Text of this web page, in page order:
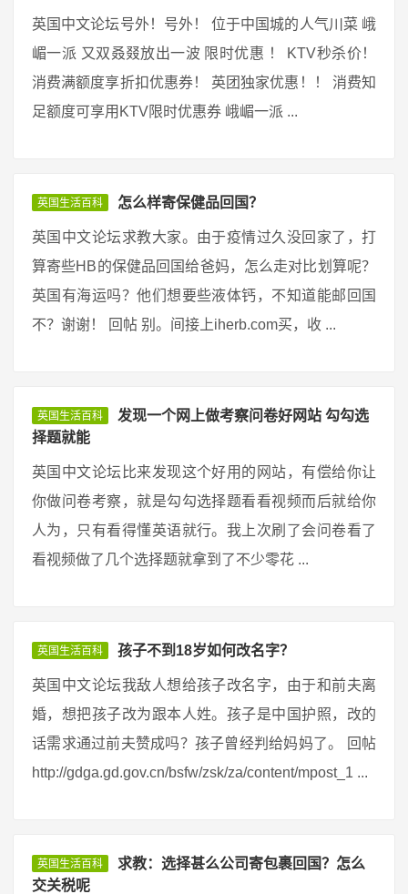
英国中文论坛号外！号外！ 位于中国城的人气川菜 峨
嵋一派 又双叒叕放出一波 限时优惠 ！ KTV秒杀价！
消费满额度享折扣优惠券！ 英团独家优惠！！ 消费知
足额度可享用KTV限时优惠券 峨嵋一派 ...
英国生活百科 怎么样寄保健品回国？
英国中文论坛求教大家。由于疫情过久没回家了，打
算寄些HB的保健品回国给爸妈，怎么走对比划算呢？
英国有海运吗？他们想要些液体钙，不知道能邮回国
不？谢谢！ 回帖 别。间接上iherb.com买，收 ...
英国生活百科
发现一个网上做考察问卷好网站 勾勾选
择题就能
英国中文论坛比来发现这个好用的网站，有偿给你让
你做问卷考察，就是勾勾选择题看看视频而后就给你
人为，只有看得懂英语就行。我上次刷了会问卷看了
看视频做了几个选择题就拿到了不少零花 ...
英国生活百科 孩子不到18岁如何改名字？
英国中文论坛我敌人想给孩子改名字，由于和前夫离
婚，想把孩子改为跟本人姓。孩子是中国护照，改的
话需求通过前夫赞成吗？孩子曾经判给妈妈了。 回帖
http://gdga.gd.gov.cn/bsfw/zsk/za/content/mpost_1 ...
英国生活百科
求教：选择甚么公司寄包裹回国？怎么
交关税呢